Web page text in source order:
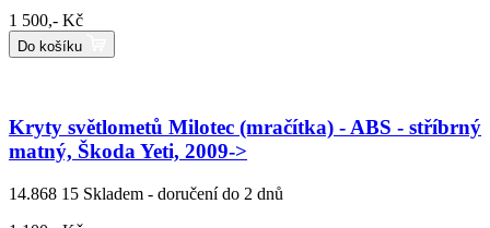
1 500,- Kč
Do košíku
Kryty světlometů Milotec (mračítka) - ABS - stříbrný
matný, Škoda Yeti, 2009->
14.868 15 Skladem - doručení do 2 dnů